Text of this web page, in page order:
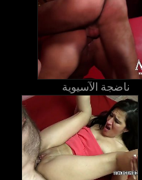
ناضجة الآسيوية